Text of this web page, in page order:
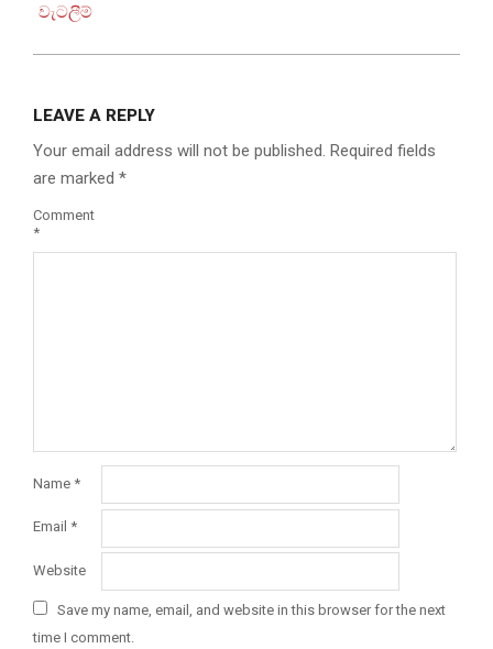
වැටලීම්
LEAVE A REPLY
Your email address will not be published. Required fields
are marked *
Comment
*
Name *
Email *
Website
Save my name, email, and website in this browser for the next
time I comment.